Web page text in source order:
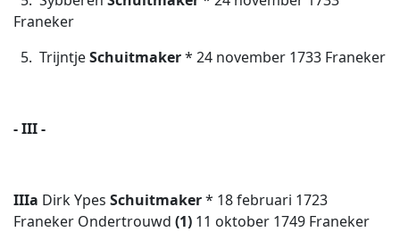
Franeker
5. TrijntjeSchuitmaker* 24 november 1733 Franeker
- III -
IIIa Dirk Ypes Schuitmaker* 18 februari 1723
Franeker Ondertrouwd (1) 11 oktober 1749 Franeker